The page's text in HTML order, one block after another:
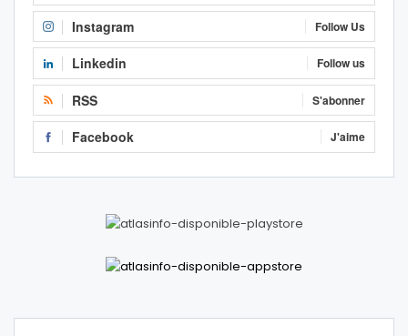
Instagram Follow Us
Linkedin Follow us
RSS S'abonner
Facebook J'aime